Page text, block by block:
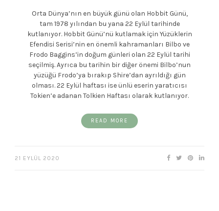
Orta Dünya’nın en büyük günü olan Hobbit Günü,
tam 1978 yılından bu yana 22 Eylül tarihinde
kutlanıyor. Hobbit Günü’nü kutlamak için Yüzüklerin
Efendisi Serisi’nin en önemli kahramanları Bilbo ve
Frodo Baggins’in doğum günleri olan 22 Eylül tarihi
seçilmiş. Ayrıca bu tarihin bir diğer önemi Bilbo’nun
yüzüğü Frodo’ya bırakıp Shire’dan ayrıldığı gün
olması. 22 Eylül haftası ise ünlü eserin yaratıcısı
Tokien’e adanan Tolkien Haftası olarak kutlanıyor.
READ MORE
21 EYLÜL 2020